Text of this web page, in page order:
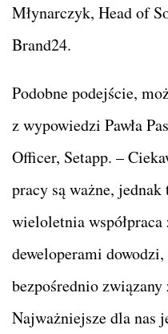
Młynarczyk, Head of
Brand24.
Podobne podejście,
z wypowiedzi Pawła
Officer, Setapp. –
pracy są ważne,
wieloletnia
deweloperami
bezpośrednio
Najważniejsze dla nas